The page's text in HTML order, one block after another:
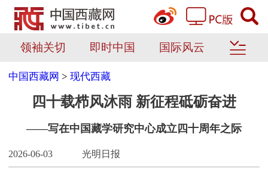
领袖关切 即时中国 国际风云
中国西藏网 >现代西藏
四十载栉风沐雨 新征程砥砺奋进
——写在中国藏学研究中心成立四十周年之际
2026-06-03 光明日报